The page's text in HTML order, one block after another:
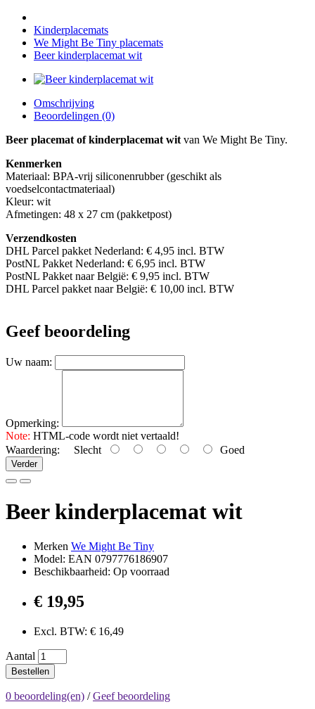
Kinderplacemats
We Might Be Tiny placemats
Beer kinderplacemat wit
Omschrijving
Beoordelingen (0)
Beer placemat of kinderplacemat wit van We Might Be Tiny.
Kenmerken
Materiaal: BPA-vrij siliconenrubber (geschikt als
voedselcontactmateriaal)
Kleur: wit
Afmetingen: 48 x 27 cm (pakketpost)
Verzendkosten
DHL Parcel pakket Nederland: € 4,95 incl. BTW
PostNL Pakket Nederland: € 6,95 incl. BTW
PostNL Pakket naar België: € 9,95 incl. BTW
DHL Parcel pakket naar België: € 10,00 incl. BTW
Geef beoordeling
Uw naam:
Opmerking:
Note: HTML-code wordt niet vertaald!
Waardering: Slecht Goed
Verder
Beer kinderplacemat wit
Merken We Might Be Tiny
Model: EAN 0797776186907
Beschikbaarheid: Op voorraad
€ 19,95
Excl. BTW: € 16,49
Aantal
Bestellen
0 beoordeling(en) /Geef beoordeling